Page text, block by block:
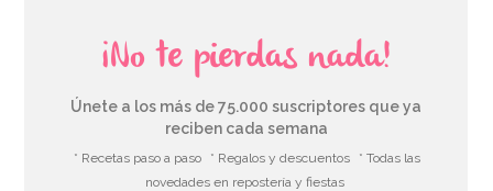
¡No te pierdas nada!
Únete a los más de 75.000 suscriptores que ya
reciben cada semana
* Recetas paso a paso * Regalos y descuentos
* Todas las
novedades en repostería y fiestas